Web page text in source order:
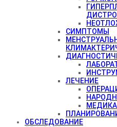
СИМПТОМЫ
ЛЕЧЕНИЕ
ОБСЛЕДОВАНИЕ